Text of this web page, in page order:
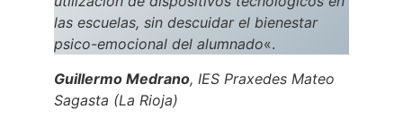
las escuelas, sin descuidar el bienestar
psico-emocional del alumnado«.
Guillermo Medrano, IES Praxedes Mateo
Sagasta (La Rioja)